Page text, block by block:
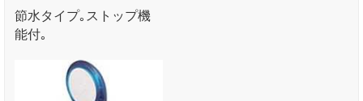
節水タイプ｡ストップ機
能付｡